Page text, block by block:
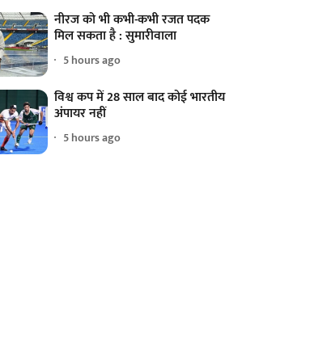
नीरज को भी कभी-कभी रजत पदक
मिल सकता है : सुमारीवाला
5 hours ago
विश्व कप में 28 साल बाद कोई भारतीय
अंपायर नहीं
5 hours ago